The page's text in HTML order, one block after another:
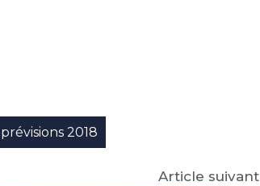
prévisions 2018
Article suivant